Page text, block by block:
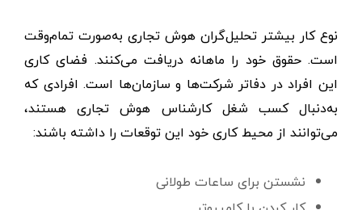
نوع کار بیشتر تحلیل‌گران هوش تجاری به‌صورت تمام‌وقت
است. حقوق خود را ماهانه دریافت می‌کنند. فضای کاری
این افراد در دفاتر شرکت‌ها و سازمان‌ها است. افرادی که
به‌دنبال کسب شغل کارشناس هوش تجاری هستند،
می‌توانند از محیط کاری خود این توقعات را داشته باشند:
نشستن برای ساعات طولانی